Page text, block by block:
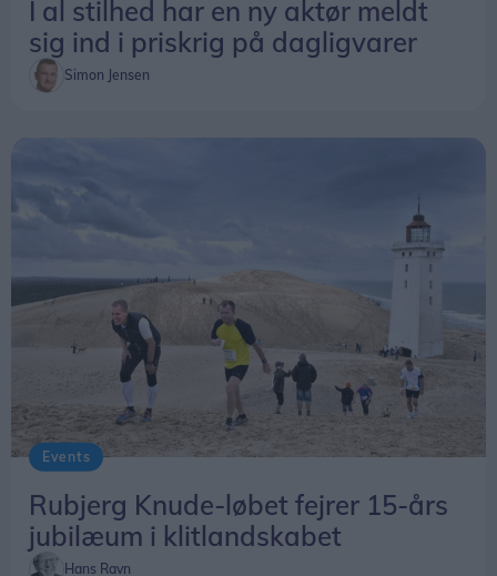
I al stilhed har en ny aktør meldt
sig ind i priskrig på dagligvarer
Simon Jensen
Events
Rubjerg Knude-løbet fejrer 15-års
jubilæum i klitlandskabet
Hans Ravn